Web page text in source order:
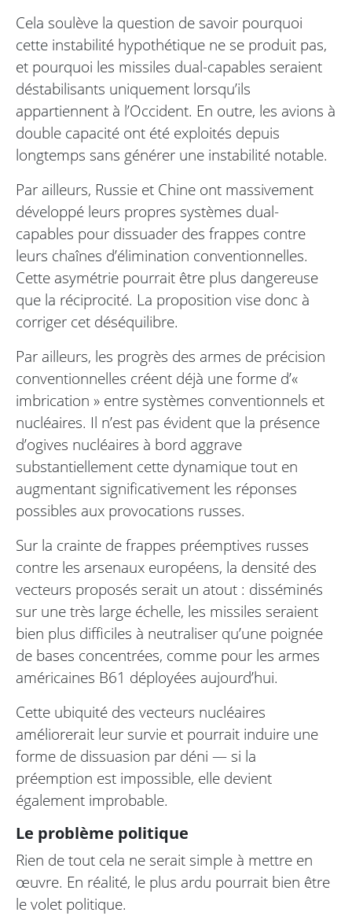
Cela soulève la question de savoir pourquoi
cette instabilité hypothétique ne se produit pas,
et pourquoi les missiles dual-capables seraient
déstabilisants uniquement lorsqu’ils
appartiennent à l’Occident. En outre, les avions à
double capacité ont été exploités depuis
longtemps sans générer une instabilité notable.
Par ailleurs, Russie et Chine ont massivement
développé leurs propres systèmes dual-
capables pour dissuader des frappes contre
leurs chaînes d’élimination conventionnelles.
Cette asymétrie pourrait être plus dangereuse
que la réciprocité. La proposition vise donc à
corriger cet déséquilibre.
Par ailleurs, les progrès des armes de précision
conventionnelles créent déjà une forme d’«
imbrication » entre systèmes conventionnels et
nucléaires. Il n’est pas évident que la présence
d’ogives nucléaires à bord aggrave
substantiellement cette dynamique tout en
augmentant significativement les réponses
possibles aux provocations russes.
Sur la crainte de frappes préemptives russes
contre les arsenaux européens, la densité des
vecteurs proposés serait un atout : disséminés
sur une très large échelle, les missiles seraient
bien plus difficiles à neutraliser qu’une poignée
de bases concentrées, comme pour les armes
américaines B61 déployées aujourd’hui.
Cette ubiquité des vecteurs nucléaires
améliorerait leur survie et pourrait induire une
forme de dissuasion par déni — si la
préemption est impossible, elle devient
également improbable.
Le problème politique
Rien de tout cela ne serait simple à mettre en
œuvre. En réalité, le plus ardu pourrait bien être
le volet politique.